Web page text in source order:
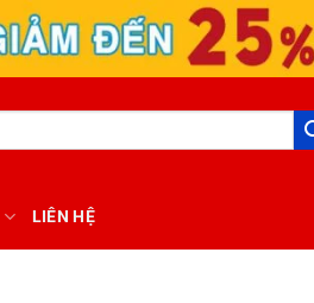
LIÊN HỆ